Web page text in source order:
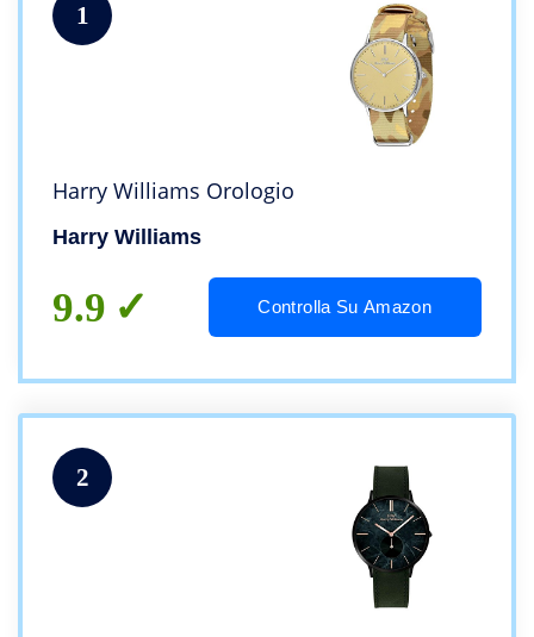
1
Harry Williams Orologio
Harry Williams
9.9 Controlla Su Amazon
2